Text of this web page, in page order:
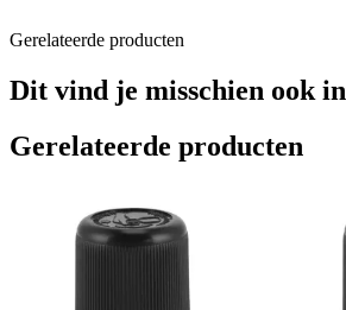
Gerelateerde producten
Dit vind je misschien ook
Gerelateerde producten